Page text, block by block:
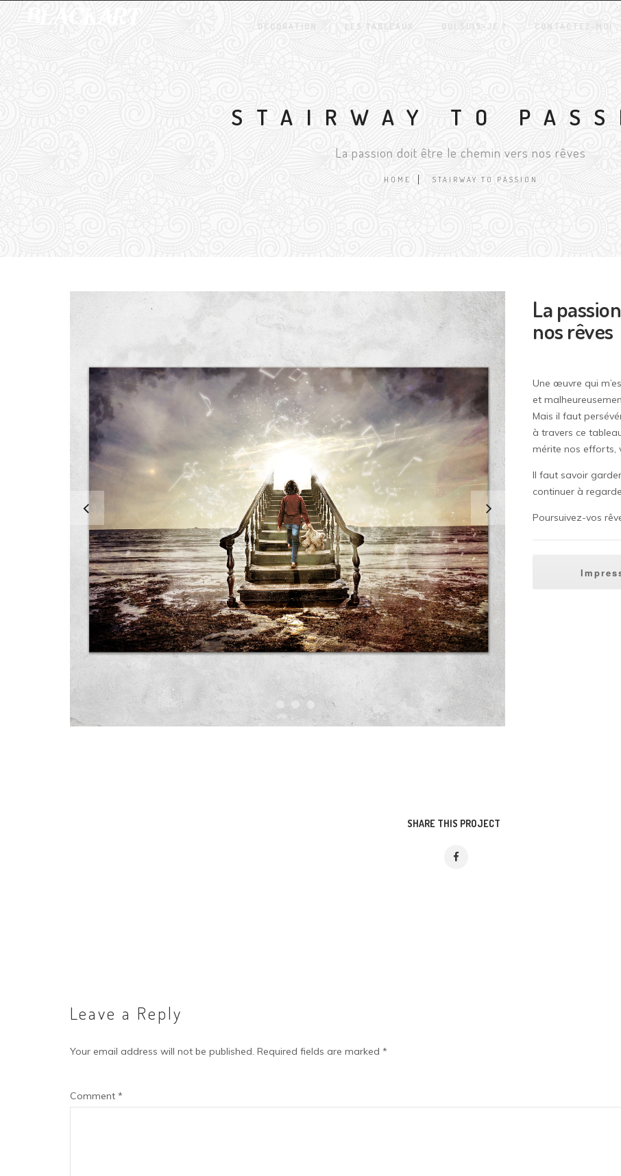
DÉCORATION LES TABLEAUX QUI SUIS-JE ? CONTACTEZ-MOI
STAIRWAY TO
La passion doit être le chemin vers nos rêves
HOME STAIRWAY TO PASSION
La
nos rêves
Une œuvre qui
et
Mais il faut
à travers ce
mérite nos efforts,
Il faut savoir
continuer à
Poursuivez-vos
SHARE THIS PROJECT
Leave a Reply
Your email address will not be published. Required fields are marked *
Comment *